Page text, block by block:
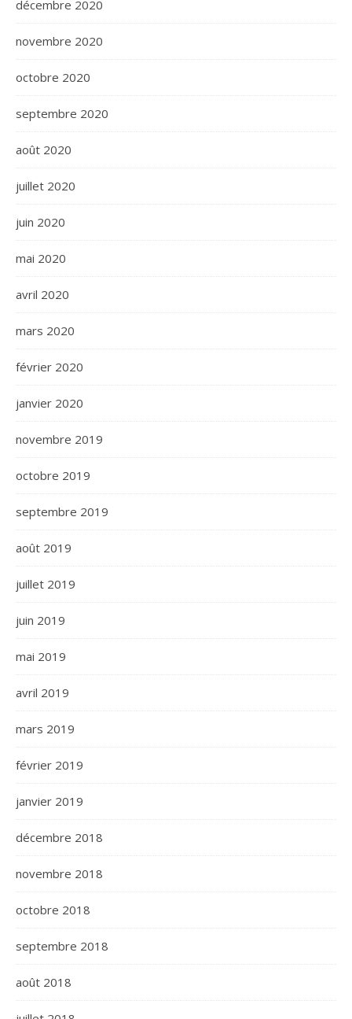
décembre 2020
novembre 2020
octobre 2020
septembre 2020
août 2020
juillet 2020
juin 2020
mai 2020
avril 2020
mars 2020
février 2020
janvier 2020
novembre 2019
octobre 2019
septembre 2019
août 2019
juillet 2019
juin 2019
mai 2019
avril 2019
mars 2019
février 2019
janvier 2019
décembre 2018
novembre 2018
octobre 2018
septembre 2018
août 2018